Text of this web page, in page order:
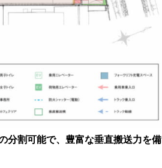
割可能で、豊富な垂直搬送力を備